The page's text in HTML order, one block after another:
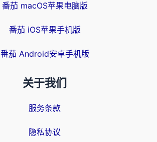
番茄 macOS苹果电脑版
番茄 iOS苹果手机版
番茄 Android安卓手机版
关于我们
服务条款
隐私协议